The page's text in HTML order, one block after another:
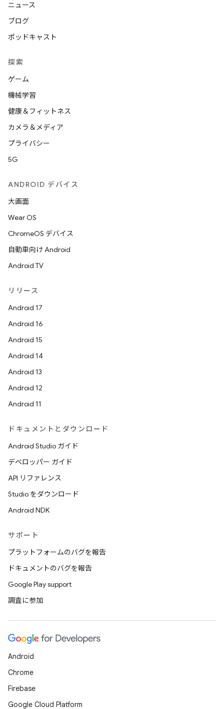
ニュース
ブログ
ポッドキャスト
探索
ゲーム
機械学習
健康＆フィットネス
カメラ＆メディア
プライバシー
5G
ANDROID デバイス
大画面
Wear OS
ChromeOS デバイス
自動車向け Android
Android TV
リリース
Android 17
Android 16
Android 15
Android 14
Android 13
Android 12
Android 11
ドキュメントとダウンロード
Android Studio ガイド
デベロッパー ガイド
API リファレンス
Studio をダウンロード
Android NDK
サポート
プラットフォームのバグを報告
ドキュメントのバグを報告
Google Play support
調査に参加
Android
Chrome
Firebase
Google Cloud Platform